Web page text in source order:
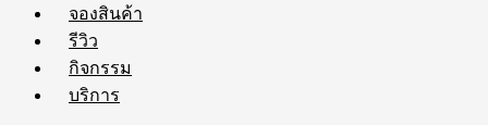
จองสินค้า
รีวิว
กิจกรรม
บริการ